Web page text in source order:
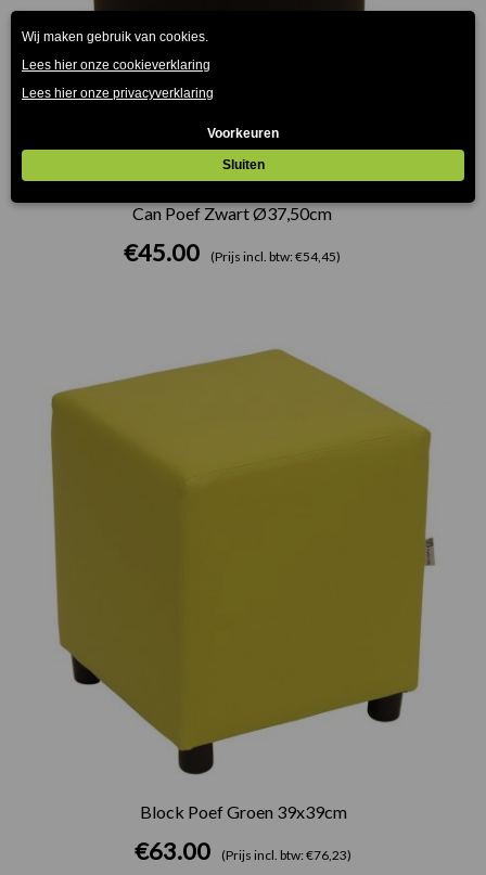
Can Poef Zwart Ø37,50cm
€45.00 (Prijs incl. btw: €54,45)
Block Poef Groen 39x39cm
€63.00 (Prijs incl. btw: €76,23)